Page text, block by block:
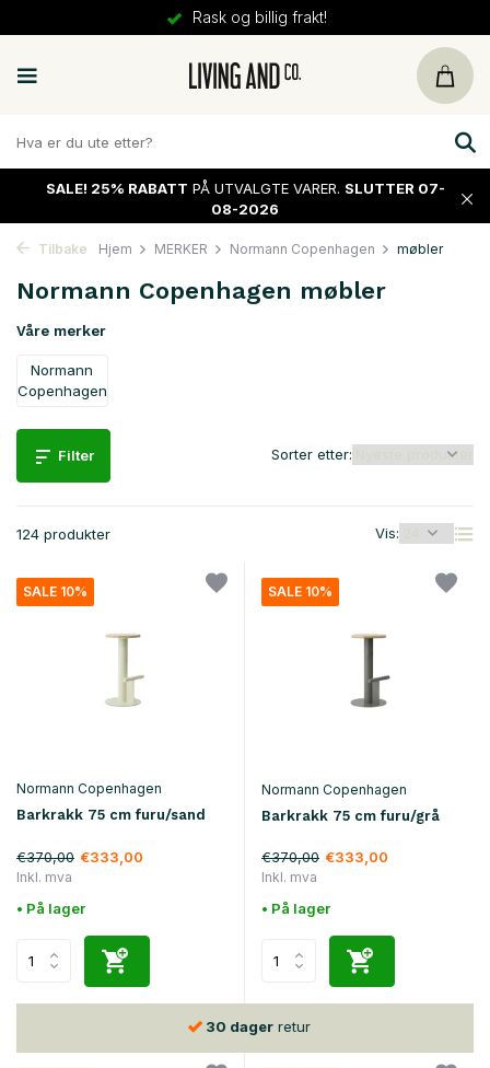
Rask og billig frakt!
SALE! 25% RABATT PÅ UTVALGTE VARER. SLUTTER 07-
08-2026
Tilbake Hjem MERKER Normann Copenhagen møbler
Normann Copenhagen møbler
Våre merker
Normann
Copenhagen
Filter
124 produkter Vis:
Sorter etter:
SALE 10%
Normann Copenhagen
Barkrakk 75 cm furu/sand
€370,00 €333,00
Inkl. mva
• På lager
SALE 10%
Normann Copenhagen
Barkrakk 75 cm furu/grå
€370,00 €333,00
Inkl. mva
• På lager
30 dagerretur